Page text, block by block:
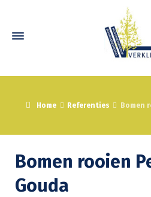
Home Referenties Bomen
Bomen rooien
Gouda